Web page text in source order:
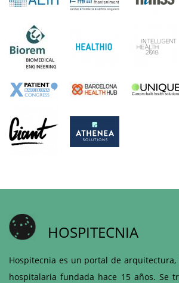
HOSPITECNIA
Hospitecnia es un portal de
hospitalaria fundada hace 15 años. Se